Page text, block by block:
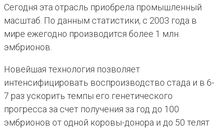
Сегодня эта отрасль приобрела промышленный
масштаб. По данным статистики, с 2003 года в
мире ежегодно производится более 1 млн.
эмбрионов.
Новейшая технология позволяет
интенсифицировать воспроизводство стада и в 6-
7 раз ускорить темпы его генетического
прогресса за счет получения за год до 100
эмбрионов от одной коровы-донора и до 50 телят